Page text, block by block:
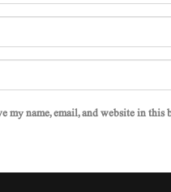
my name, email, and website in